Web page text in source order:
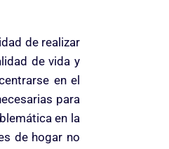
de realizar
de vida y
en el
para
en la
de hogar no